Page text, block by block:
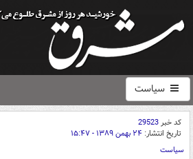
سیاست
کد خبر29523
تاریخ انتشار: ۲۴ بهمن ۱۳۸۹ - ۱۵:۴۷
سیاست